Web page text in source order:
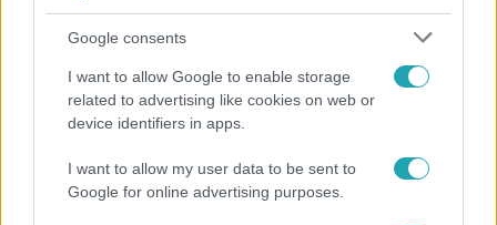
Google consents
I want to allow Google to enable storage
related to advertising like cookies on web or
device identifiers in apps.
I want to allow my user data to be sent to
Google for online advertising purposes.
Mindössze 214-en élnek a borsodi zsákfaluban,